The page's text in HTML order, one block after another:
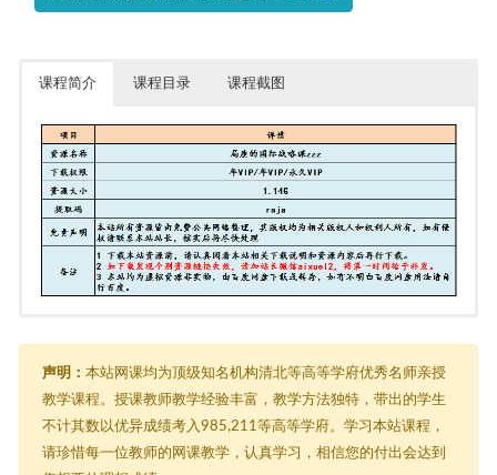
课程简介 课程目录 课程截图
├─ 01前方高能，局座首次开课讲国际战略学.mp4
├─ 02美国要和印度搞好关系，意图围堵中国？.mp4
├─ 04美国和俄罗斯好勇斗狠，对中国有何影响？.mp4
├─ 05韩国对美国总是言听计从！局座：这是向拳头屈服.mp4
├─ 06美国和朝鲜针锋相对，朝核危机美国有责任.mp4
声明： 本站网课均为顶级知名机构清北等高等学府优秀名师亲授
教学课程。授课教师教学经验丰富，教学方法独特，带出的学生
不计其数以优异成绩考入985,211等高等学府。学习本站课程，
请珍惜每一位教师的网课教学，认真学习，相信您的付出会达到